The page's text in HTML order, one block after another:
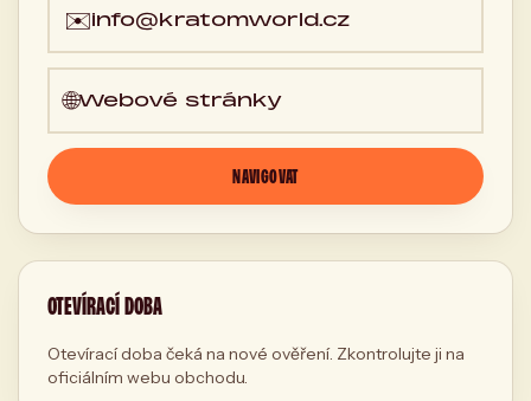
✉️info@kratomworld.cz
🌐Webové stránky
NAVIGOVAT
OTEVÍRACÍ DOBA
Otevírací doba čeká na nové ověření. Zkontrolujte ji na
oficiálním webu obchodu.